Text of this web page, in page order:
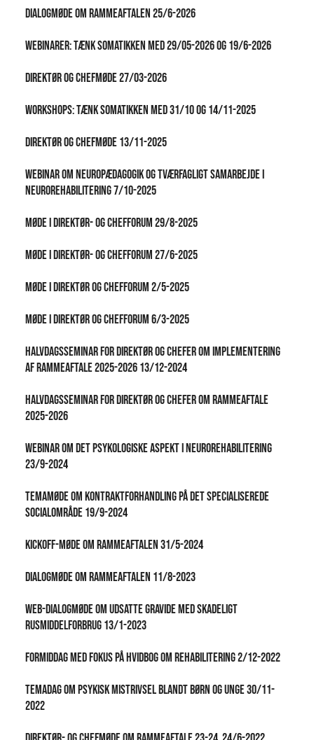
Dialogmøde om Rammeaftalen 25/6-2026
Webinarer: Tænk Somatikken Med 29/05-2026 og 19/6-2026
Direktør og chefmøde 27/03-2026
Workshops: Tænk somatikken med 31/10 og 14/11-2025
Direktør og chefmøde 13/11-2025
Webinar om neuropædagogik og tværfagligt samarbejde i
neurorehabilitering 7/10-2025
Møde i direktør- og chefforum 29/8-2025
Møde i direktør- og chefforum 27/6-2025
Møde i direktør og chefforum 2/5-2025
Møde i direktør og chefforum 6/3-2025
Halvdagsseminar for direktør og chefer om implementering
af rammeaftale 2025-2026 13/12-2024
Halvdagsseminar for direktør og chefer om rammeaftale
2025-2026
Webinar om det psykologiske aspekt i neurorehabilitering
23/9-2024
Temamøde om kontraktforhandling på det specialiserede
socialområde 19/9-2024
Kickoff-møde om rammeaftalen 31/5-2024
Dialogmøde om Rammeaftalen 11/8-2023
Web-dialogmøde om udsatte gravide med skadeligt
rusmiddelforbrug 13/1-2023
Formiddag med fokus på Hvidbog om rehabilitering 2/12-2022
Temadag om psykisk mistrivsel blandt børn og unge 30/11-
2022